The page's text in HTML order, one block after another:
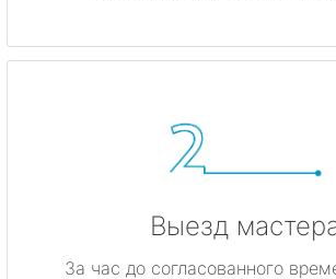
Выезд
За час до согласованного